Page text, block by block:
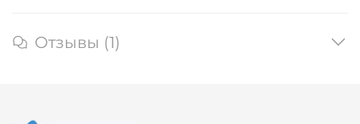
Отзывы (1)